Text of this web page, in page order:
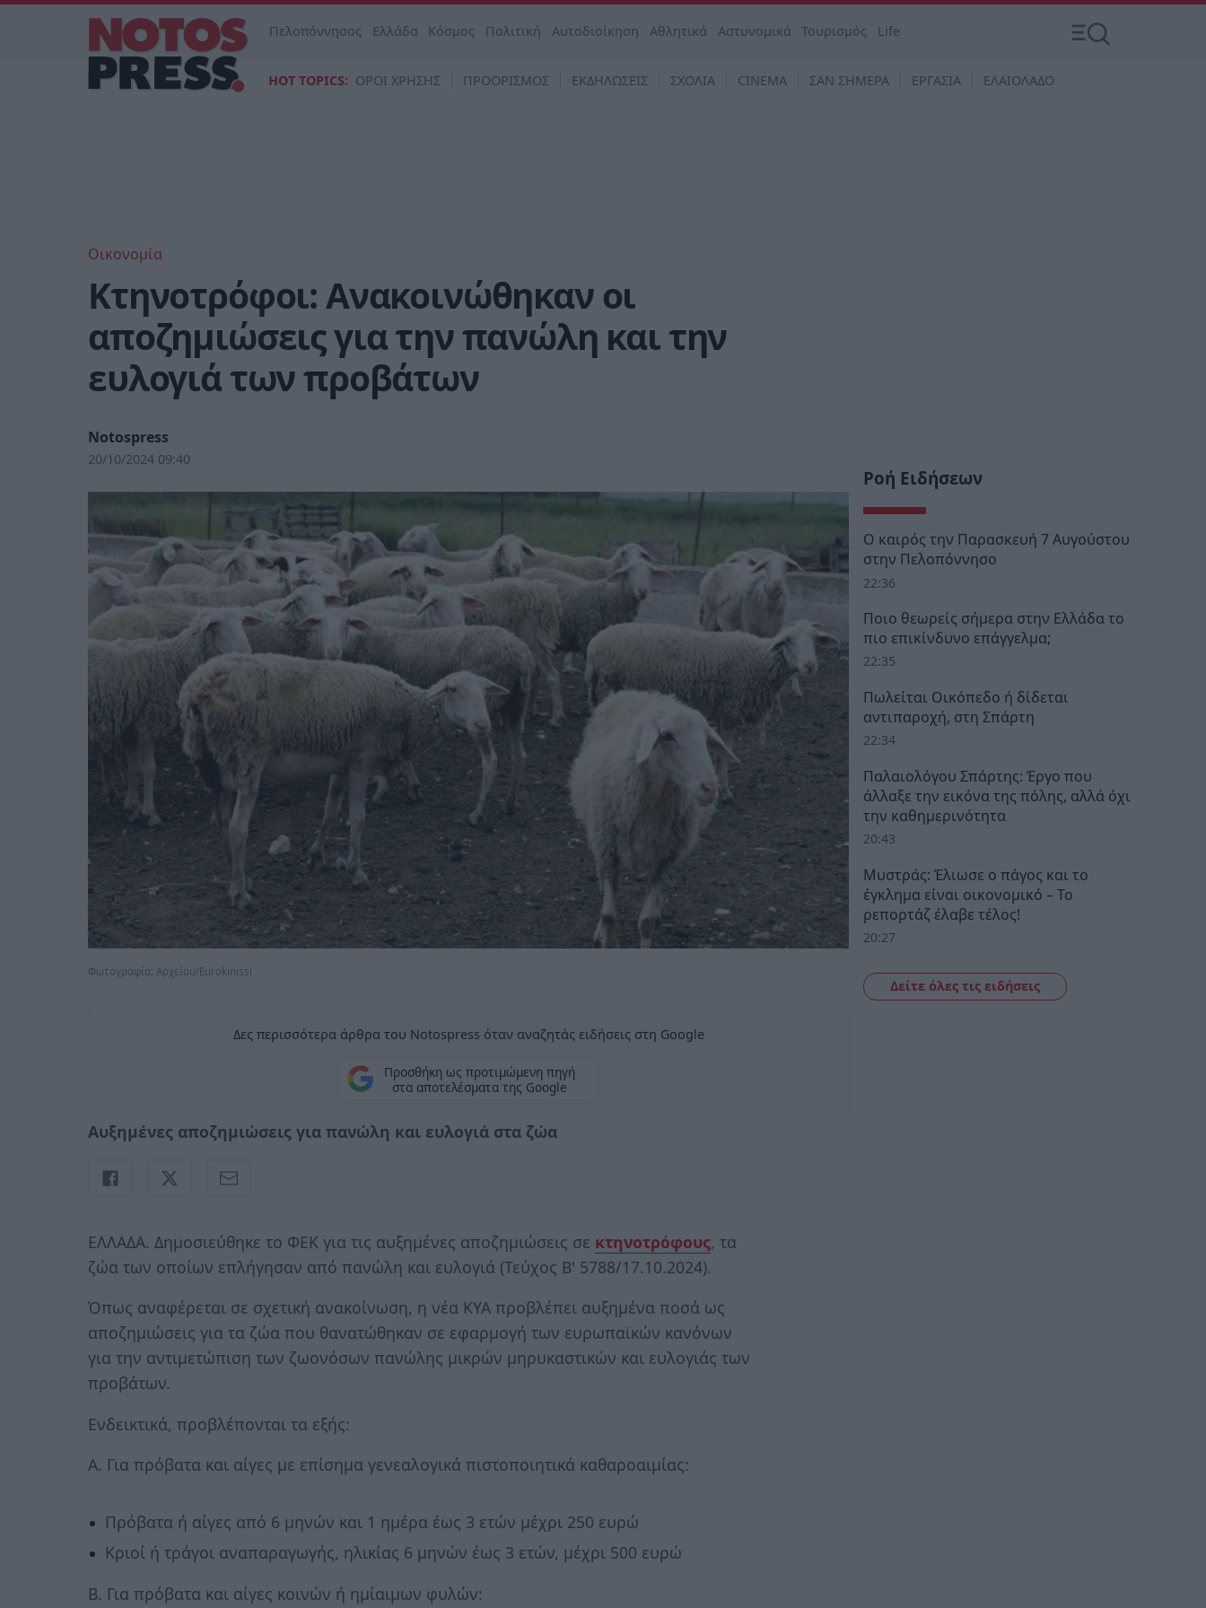
Πελοπόννησος Ελλάδα Κόσμος Πολιτική Αυτοδιοίκηση Αθλητικά Αστυνομικά Τουρισμός Life
HOT TOPICS: ΟΡΟΙ ΧΡΗΣΗΣ ΠΡΟΟΡΙΣΜΟΣ ΕΚΔΗΛΩΣΕΙΣ ΣΧΟΛΙΑ CINEMA ΣΑΝ ΣΗΜΕΡΑ ΕΡΓΑΣΙΑ ΕΛΑΙΟΛΑΔΟ
Οικονομία
Κτηνοτρόφοι: Aνακοινώθηκαν οι
αποζημιώσεις για την πανώλη και την
ευλογιά των προβάτων
Notospress
20/10/2024 09:40
Φωτογραφία: Αρχείου/Eurokinissi
Δες περισσότερα άρθρα του Notospress όταν αναζητάς ειδήσεις στη Google
Προσθήκη ως προτιμώμενη πηγή
στα αποτελέσματα της Google
Αυξημένες αποζημιώσεις για πανώλη και ευλογιά στα ζώα
ΕΛΛΑΔΑ. Δημοσιεύθηκε το ΦΕΚ για τις αυξημένες αποζημιώσεις σε κτηνοτρόφους, τα
ζώα των οποίων επλήγησαν από πανώλη και ευλογιά (Τεύχος B' 5788/17.10.2024).
Όπως αναφέρεται σε σχετική ανακοίνωση, η νέα ΚΥΑ προβλέπει αυξημένα ποσά ως
αποζημιώσεις για τα ζώα που θανατώθηκαν σε εφαρμογή των ευρωπαϊκών κανόνων
για την αντιμετώπιση των ζωονόσων πανώλης μικρών μηρυκαστικών και ευλογιάς των
προβάτων.
Ενδεικτικά, προβλέπονται τα εξής:
Α. Για πρόβατα και αίγες με επίσημα γενεαλογικά πιστοποιητικά καθαροαιμίας:
Πρόβατα ή αίγες από 6 μηνών και 1 ημέρα έως 3 ετών μέχρι 250 ευρώ
Κριοί ή τράγοι αναπαραγωγής, ηλικίας 6 μηνών έως 3 ετών, μέχρι 500 ευρώ
Β. Για πρόβατα και αίγες κοινών ή ημίαιμων φυλών:
Ροή Ειδήσεων
Ο καιρός την Παρασκευή 7 Αυγούστου
στην Πελοπόννησο
22:36
Ποιο θεωρείς σήμερα στην Ελλάδα το
πιο επικίνδυνο επάγγελμα;
22:35
Πωλείται Οικόπεδο ή δίδεται
αντιπαροχή, στη Σπάρτη
22:34
Παλαιολόγου Σπάρτης: Έργο που
άλλαξε την εικόνα της πόλης, αλλά όχι
την καθημερινότητα
20:43
Μυστράς: Έλιωσε ο πάγος και το
έγκλημα είναι οικονομικό – Το
ρεπορτάζ έλαβε τέλος!
20:27
Δείτε όλες τις ειδήσεις